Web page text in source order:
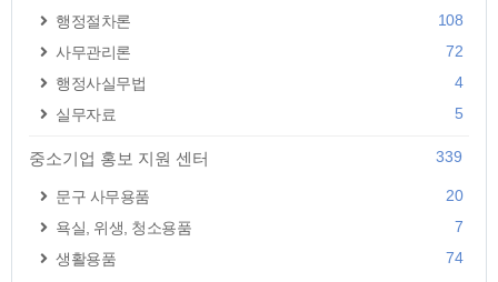
행정절차론
108
사무관리론
72
행정사실무법
4
실무자료
5
중소기업 홍보 지원 센터 339
문구 사무용품
20
욕실, 위생, 청소용품
7
생활용품
74